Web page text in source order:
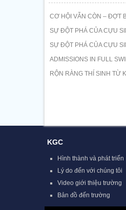
CƠ HỘI VẪN CÒN – ĐỢT
SỰ ĐỘT PHÁ CỦA CỰU
SỰ ĐỘT PHÁ CỦA CỰU
ADMISSIONS IN FULL
RỘN RÀNG THÍ SINH TỪ
KGC
Hình thành và phát triển
Lý do đến với chúng tôi
Video giới thiệu trường
Bản đồ đến trường